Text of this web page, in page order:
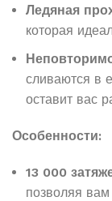
Ледяная
которая
сливаются в
оставит вас
Особенности:
13 000
позволяя